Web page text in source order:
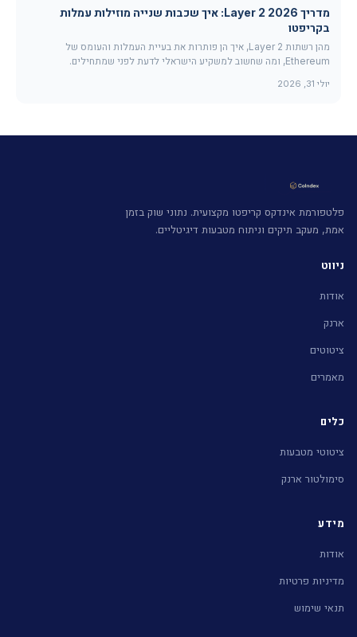
מדריך Layer 2 2026: איך שכבות שנייה מוזילות עמלות
בקריפטו
מהן רשתות Layer 2, איך הן פותרות את בעיית העמלות והעומס של
Ethereum, ומה שחשוב למשקיע הישראלי לדעת לפני שמתחילים.
יולי 31, 2026
פלטפורמת אינדקס קריפטו מקצועית. נתוני שוק בזמן
אמת, מעקב תיקים וניתוח מטבעות דיגיטליים.
ניווט
אודות
ארנק
ציטוטים
מאמרים
כלים
ציטוטי מטבעות
סימולטור ארנק
מידע
אודות
מדיניות פרטיות
תנאי שימוש